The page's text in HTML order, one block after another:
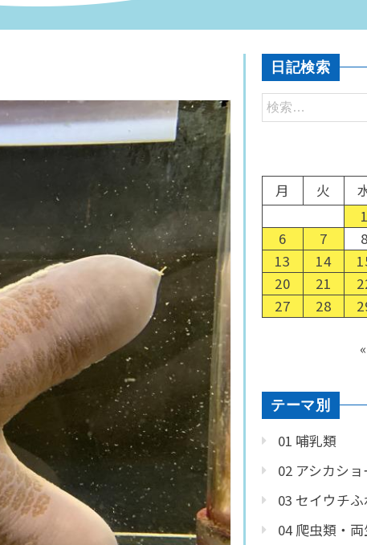
日記検索
月
火
1
6
7 8
13
14
20
21
27
28
テーマ別
01 哺乳類
02 アシカショ
03 セイウチ
04 爬虫類・